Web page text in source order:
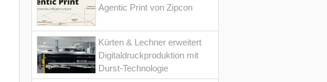
Agentic Print von Zipcon
Kürten & Lechner erweitert
Digitaldruckproduktion mit
Durst-Technologie